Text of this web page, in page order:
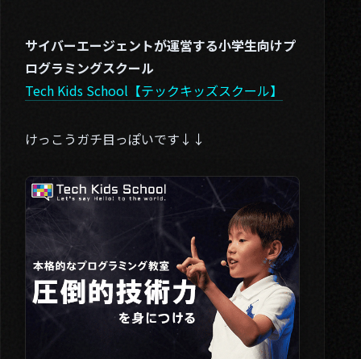
サイバーエージェントが運営する小学生向けプ
ログラミングスクール
Tech Kids School【テックキッズスクール】
けっこうガチ目っぽいです↓↓